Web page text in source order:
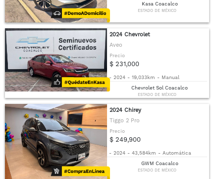
Kasa Coacalco
ESTADO DE MÉXICO
2024 Chevrolet
Aveo
Precio
$ 231,000
- 2024 - 19,033km - Manual
Chevrolet Sol Coacalco
ESTADO DE MÉXICO
2024 Chirey
Tiggo 2 Pro
Precio
$ 249,900
- 2024 - 43,584km - Automática
GWM Coacalco
ESTADO DE MÉXICO